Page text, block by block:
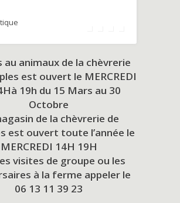
au animaux de la chèvrerie
est ouvert le MERCREDI
19h du 15 Mars au 30
Octobre
de la chèvrerie de
est ouvert toute l’année le
MERCREDI 14H 19H
visites de groupe ou les
à la ferme appeler le
06 13 11 39 23